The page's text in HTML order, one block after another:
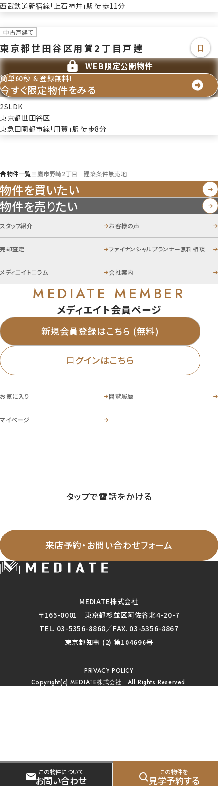
西武鉄道新宿線「上石神井」駅 徒歩11分
WEB限定公開物件
簡単60秒 ＆ 登録無料！
今すぐ限定物件をみる
中古戸建て
東京都世田谷区用賀2丁目戸建
2SLDK
東京都世田谷区
東急田園都市線「用賀」駅 徒歩8分
この物件について
お問い合わせ
この物件を
見学予約する
物件一覧三鷹市野崎2丁目 建築条件無売地
物件を買いたい
物件を売りたい
スタッフ紹介 お客様の声
売却査定 ファイナンシャルプランナー無料相談
メディエイトコラム 会社案内
MEDIATE MEMBER
メディエイト会員ページ
新規会員登録はこちら (無料)
ログインはこちら
お気に入り 閲覧履歴
マイページ
タップで電話をかける
来店予約・お問い合わせフォーム
MEDIATE株式会社
〒166-0001 東京都杉並区阿佐谷北4-20-7
TEL. 03-5356-8868／FAX. 03-5356-8867
東京都知事 (2) 第104696号
Copyright(c) MEDIATE株式会社 All Rights Reserved.
PRIVACY POLICY